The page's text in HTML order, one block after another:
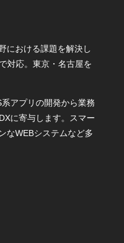
における課題を解決し
対応。東京・名古屋を
アプリの開発から業務
に寄与します。スマー
なWEBシステムなど多